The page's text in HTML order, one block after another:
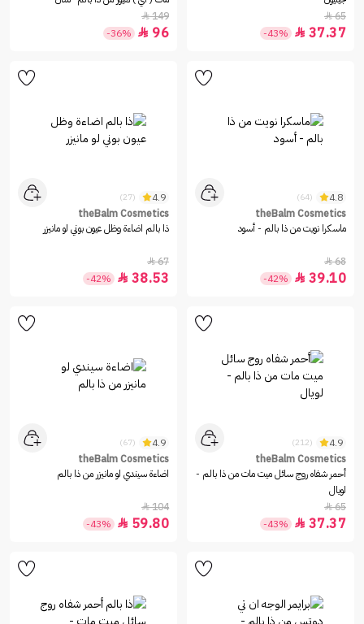
65

37.37

-43%
فرانسسكو
149

96

-36%
4.8
(64)
theBalm Cosmetics
ماسكرا نويت من ذا بالم - أسود
68

39.10

-42%
4.9
(27)
theBalm Cosmetics
ذا بالم اضاءة وظل عيون بوني لو مانيزر
67

38.53

-42%
4.9
(212)
theBalm Cosmetics
أحمر شفاه روج سائل ميت مات من ذا بالم -
لويال
65

37.37

-43%
4.9
(67)
theBalm Cosmetics
اضاءة سيندي لو مانيزر من ذا بالم
104

59.80

-43%